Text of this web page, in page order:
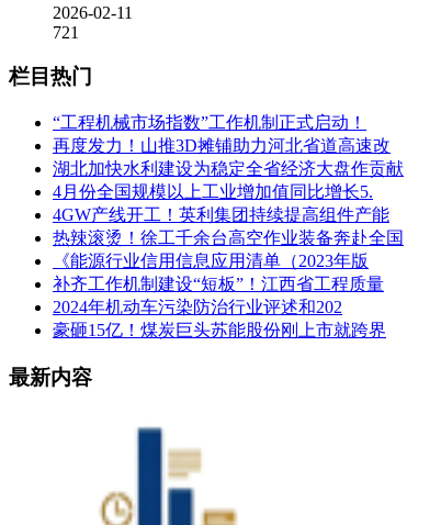
2026-02-11
721
栏目热门
“工程机械市场指数”工作机制正式启动！
再度发力！山推3D摊铺助力河北省道高速改
湖北加快水利建设为稳定全省经济大盘作贡献
4月份全国规模以上工业增加值同比增长5.
4GW产线开工！英利集团持续提高组件产能
热辣滚烫！徐工千余台高空作业装备奔赴全国
《能源行业信用信息应用清单（2023年版
补齐工作机制建设“短板”！江西省工程质量
2024年机动车污染防治行业评述和202
豪砸15亿！煤炭巨头苏能股份刚上市就跨界
最新内容